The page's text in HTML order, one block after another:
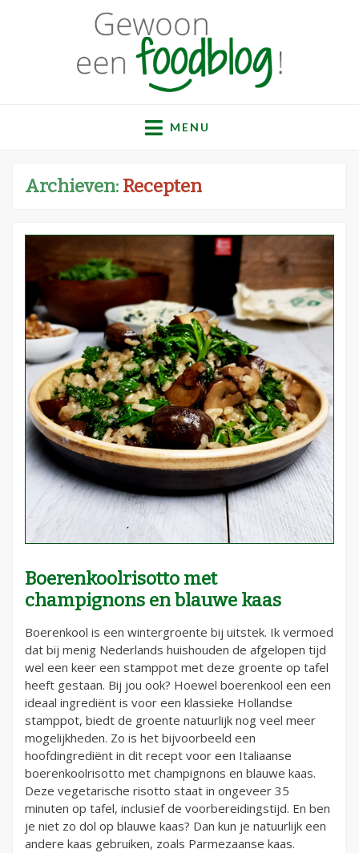
Gewoon een
foodblog!
recepten
MENU
Archieven: Recepten
Boerenkoolrisotto met
champignons en blauwe kaas
Boerenkool is een wintergroente bij uitstek. Ik vermoed
dat bij menig Nederlands huishouden de afgelopen tijd
wel een keer een stamppot met deze groente op tafel
heeft gestaan. Bij jou ook? Hoewel boerenkool een een
ideaal ingrediënt is voor een klassieke Hollandse
stamppot, biedt de groente natuurlijk nog veel meer
mogelijkheden. Zo is het bijvoorbeeld een
hoofdingrediënt in dit recept voor een Italiaanse
boerenkoolrisotto met champignons en blauwe kaas.
Deze vegetarische risotto staat in ongeveer 35
minuten op tafel, inclusief de voorbereidingstijd. En ben
je niet zo dol op blauwe kaas? Dan kun je natuurlijk een
andere kaas gebruiken, zoals Parmezaanse kaas.